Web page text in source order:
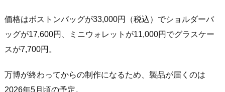
価格はボストンバッグが33,000円（税込）でショルダーバ
ッグが17,600円、ミニウォレットが11,000円でグラスケー
スが7,700円。
万博が終わってからの制作になるため、製品が届くのは
2026年5月頃の予定。